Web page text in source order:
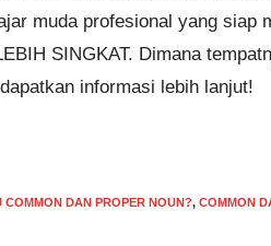
muda profesional yang siap
SINGKAT. Dimana
informasi lebih lanjut!
COMMON DAN PROPER NOUN?, COMMON